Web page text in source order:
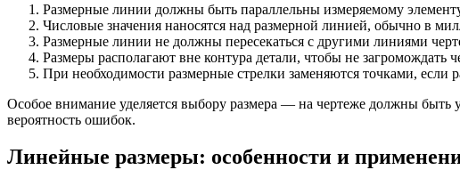
Размерные линии должны быть параллельны измеряемому
Числовые значения наносятся над размерной линией, обычно в
Размерные линии не должны пересекаться с другими линиями
Размеры располагают вне контура детали, чтобы не загромождать
При необходимости размерные стрелки заменяются точками, если
Особое внимание уделяется выбору размера — на чертеже должны быть
вероятность ошибок.
Линейные размеры: особенности и